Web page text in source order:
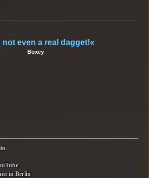
not even a real dagget!«
Boxey
in Berlin